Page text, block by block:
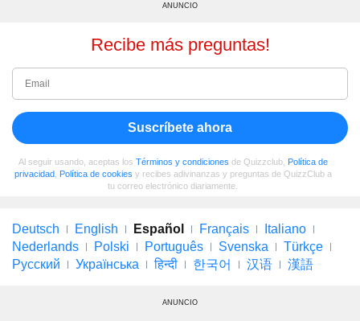
ANUNCIO
Recibe más preguntas!
Suscríbete ahora
Al seguir usando, aceptas los Términos y condiciones de Quizzclub, Política de
privacidad, Política de cookies y recibes adivinanzas y preguntas de QuizzClub a
tu correo electrónico diariamente.
Deutsch English Español Français
Italiano
Nederlands
Polski Português Svenska
Türkçe
Русский
Українська हिन्दी 한국어 汉语 漢語
ANUNCIO